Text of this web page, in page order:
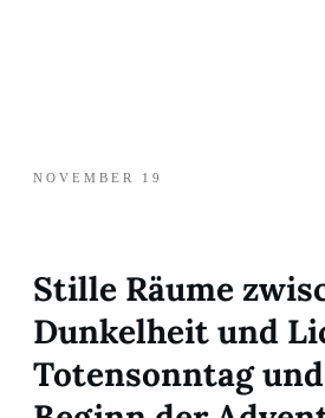
NOVEMBER 19
Stille Räume
Dunkelheit und
Totensonntag